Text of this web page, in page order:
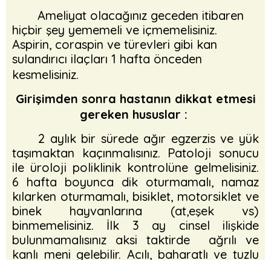
Ameliyat olacağınız geceden itibaren
hiçbir şey yememeli ve içmemelisiniz.
Aspirin, coraspin ve türevleri gibi kan
sulandırıcı ilaçları 1 hafta önceden
kesmelisiniz.
Girişimden sonra hastanın dikkat etmesi
gereken hususlar :
2 aylık bir sürede ağır egzerzis ve yük
taşımaktan kaçınmalısınız. Patoloji sonucu
ile üroloji poliklinik kontrolüne gelmelisiniz.
6 hafta boyunca dik oturmamalı, namaz
kılarken oturmamalı, bisiklet, motorsiklet ve
binek hayvanlarına (at,eşek vs)
binmemelisiniz. İlk 3 ay cinsel ilişkide
bulunmamalısınız aksi taktirde ağrılı ve
kanlı meni gelebilir. Acılı, baharatlı ve tuzlu